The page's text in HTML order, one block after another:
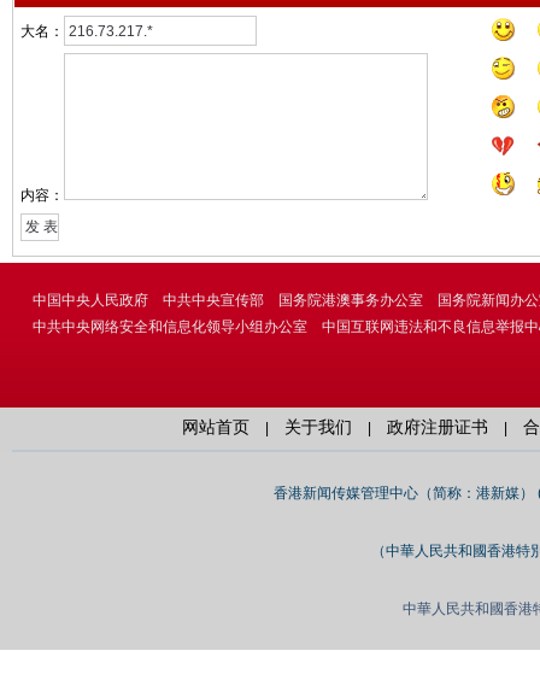
大名：
内容：
中国中央人民政府 中共中央宣传部 国务院港澳事务办公室
国务院新闻办
中共中央网络安全和信息化领导小组办公室
中国互联网违法和不良信息举报
网站首页 关于我们 政府注册证书
香港新闻传媒管理中心（简称：港新媒
（中華人民共和國香港
中華人民共和國香港